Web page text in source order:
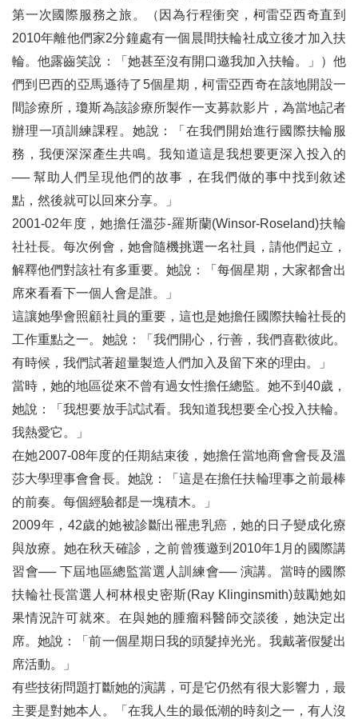
第一次國際服務之旅。（因為行程衝突，柯雷亞西奇直到
2010年離他們家2分鐘處有一個晨間扶輪社成立後才加入扶
輪。他露齒笑說：「她甚至沒有開口邀我加入扶輪。」）他
們到巴西的亞馬遜待了5個星期，柯雷亞西奇在該地開設一
間診療所，瓊斯為該診療所製作一支募款影片，為當地記者
辦理一項訓練課程。她說：「在我們開始進行國際扶輪服
務，我便深深產生共鳴。我知道這是我想要更深入投入的
── 幫助人們呈現他們的故事，在我們做的事中找到敘述
點，然後就可以回來分享。」
2001-02年度，她擔任溫莎-羅斯蘭(Winsor-Roseland)扶輪
社社長。每次例會，她會隨機挑選一名社員，請他們起立，
解釋他們對該社有多重要。她說：「每個星期，大家都會出
席來看看下一個人會是誰。」
這讓她學會照顧社員的重要，這也是她擔任國際扶輪社長的
工作重點之一。她說：「我們開心，行善，我們喜歡彼此。
有時候，我們試著超量製造人們加入及留下來的理由。」
當時，她的地區從來不曾有過女性擔任總監。她不到40歲，
她說：「我想要放手試試看。我知道我想要全心投入扶輪。
我熱愛它。」
在她2007-08年度的任期結束後，她擔任當地商會會長及溫
莎大學理事會會長。她說：「這是在擔任扶輪理事之前最棒
的前奏。每個經驗都是一塊積木。」
2009年，42歲的她被診斷出罹患乳癌，她的日子變成化療
與放療。她在秋天確診，之前曾獲邀到2010年1月的國際講
習會── 下屆地區總監當選人訓練會── 演講。當時的國際
扶輪社長當選人柯林根史密斯(Ray Klinginsmith)鼓勵她如
果情況許可就來。在與她的腫瘤科醫師交談後，她決定出
席。她說：「前一個星期日我的頭髮掉光光。我戴著假髮出
席活動。」
有些技術問題打斷她的演講，可是它仍然有很大影響力，最
主要是對她本人。「在我人生的最低潮的時刻之一，有人沒